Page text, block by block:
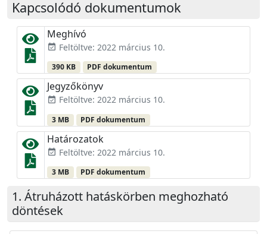
Kapcsolódó dokumentumok
Meghívó
event_available Feltöltve: 2022 március 10.
390 KB PDF dokumentum
Jegyzőkönyv
event_available Feltöltve: 2022 március 10.
3 MB PDF dokumentum
Határozatok
event_available Feltöltve: 2022 március 10.
3 MB PDF dokumentum
Átruházott hatáskörben meghozható
döntések